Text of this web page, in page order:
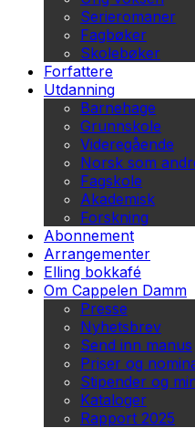
Serieromaner
Fagbøker
Skolebøker
Forfattere
Utdanning
Barnehage
Grunnskole
Videregående
Norsk som
Fagskole
Akademisk
Forskning
Abonnement
Arrangementer
Elling bokkafé
Om Cappelen Damm
Presse
Nyhetsbrev
Send inn manus
Priser og
Stipender og
Kataloger
Rapport 2025